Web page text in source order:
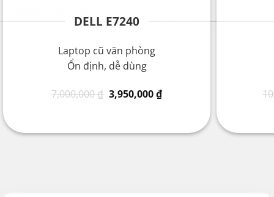
DELL E7240
Laptop cũ văn phòng
Ổn định, dễ dùng
7,000,000₫ Giá
7,000,000 ₫.
3,950,000₫Giá
là: